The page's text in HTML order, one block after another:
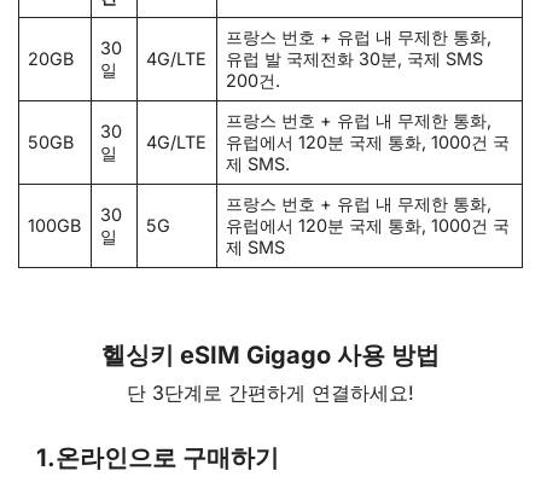
20GB
30
일
4G/LTE
프랑스 번호 + 유럽 내 무제한 통화,
유럽 발 국제전화 30분, 국제 SMS
200건.
50GB
30
일
4G/LTE
프랑스 번호 + 유럽 내 무제한 통화,
유럽에서 120분 국제 통화, 1000건 국
제 SMS.
100GB
30
일
5G
프랑스 번호 + 유럽 내 무제한 통화,
유럽에서 120분 국제 통화, 1000건 국
제 SMS
헬싱키 eSIM Gigago 사용 방법
단 3단계로 간편하게 연결하세요!
1.온라인으로 구매하기